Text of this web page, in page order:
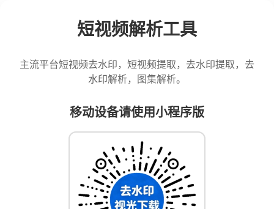
短视频解析工具
主流平台短视频去水印，短视频提取，去水印提取，去
水印解析，图集解析。
移动设备请使用小程序版